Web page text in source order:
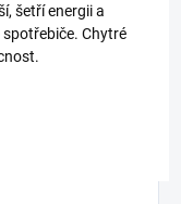
šetří energii a
Chytré